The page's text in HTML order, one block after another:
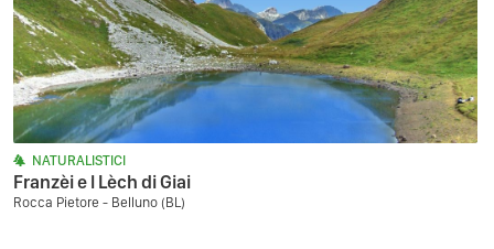
NATURALISTICI
Franzèi e l Lèch di Giai
Rocca Pietore - Belluno (BL)